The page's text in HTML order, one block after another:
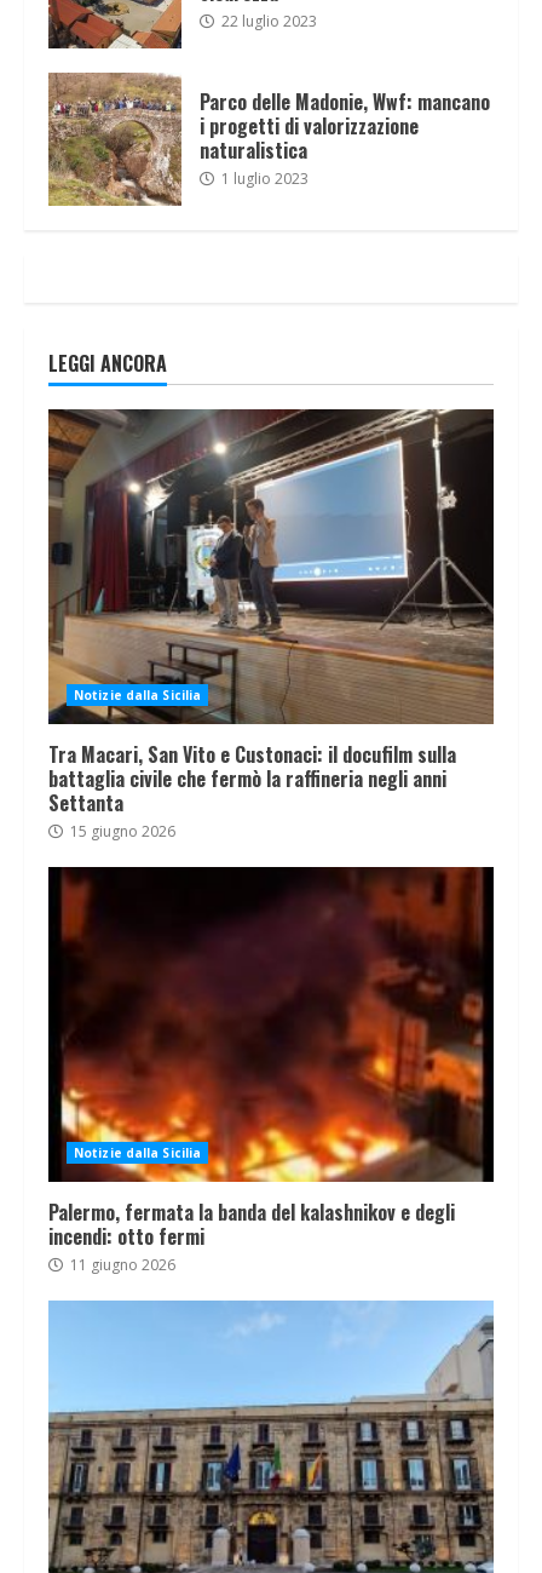
22 luglio 2023
Parco delle Madonie, Wwf: mancano
i progetti di valorizzazione
naturalistica
1 luglio 2023
LEGGI ANCORA
Notizie dalla Sicilia
Tra Macari, San Vito e Custonaci: il docufilm sulla
battaglia civile che fermò la raffineria negli anni
Settanta
15 giugno 2026
Notizie dalla Sicilia
Palermo, fermata la banda del kalashnikov e degli
incendi: otto fermi
11 giugno 2026